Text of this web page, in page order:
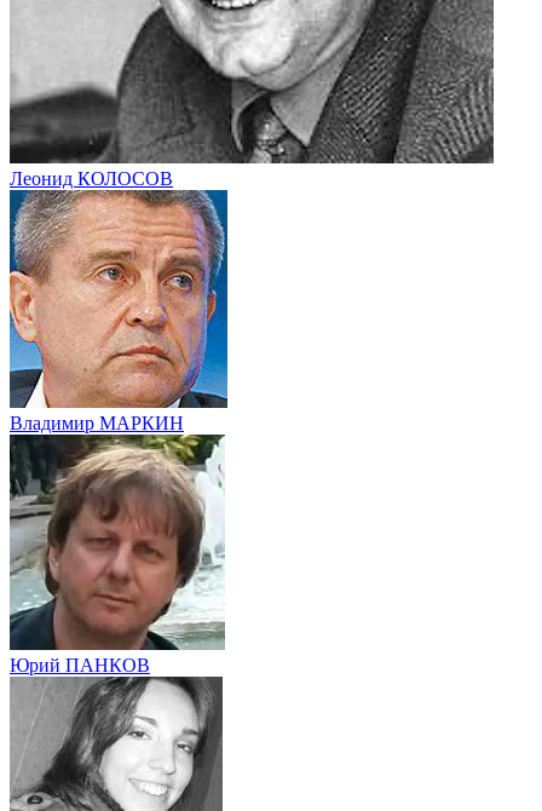
Леонид КОЛОСОВ
Владимир МАРКИН
Юрий ПАНКОВ